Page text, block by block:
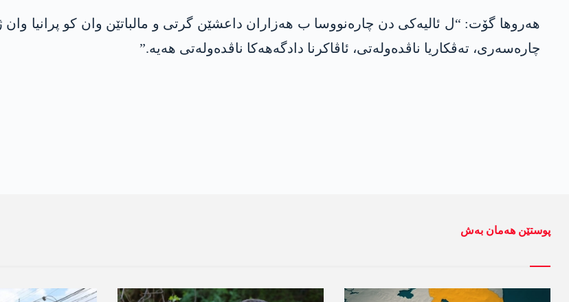
ھەروھا گۆت: “ل ئالیەکی دن چارەنووسا ب ھەزاران داعشێن گرتی و مالباتێن وان کو پرانیا
چارەسەری، تەڤکاریا ناڤدەولەتی، ئاڤاکرنا دادگەھەکا ناڤدەولەتی ھەیە.”
پوستێن ھەمان بەش